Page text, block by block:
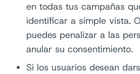
en todas tus campañas
identificar a simple vista.
puedes penalizar a las
anular su consentimiento.
Si los usuarios desean